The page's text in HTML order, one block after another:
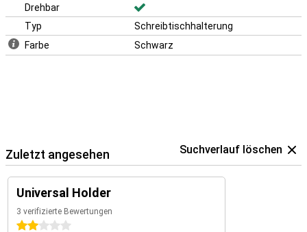
Drehbar
Typ
Schreibtischhalterung
Farbe
Schwarz
Zuletzt angesehen Suchverlauf löschen
Universal Holder
3 verifizierte Bewertungen
2 Sterne